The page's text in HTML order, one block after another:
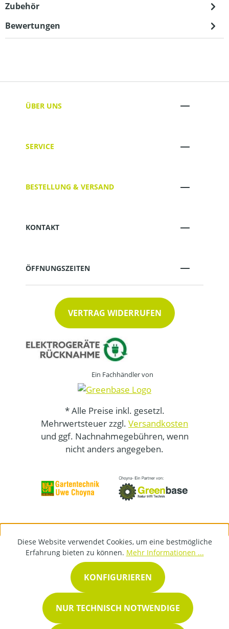
Zubehör
Bewertungen
ÜBER UNS
SERVICE
BESTELLUNG & VERSAND
KONTAKT
ÖFFNUNGSZEITEN
VERTRAG WIDERRUFEN
Ein Fachhändler von
* Alle Preise inkl. gesetzl.
Mehrwertsteuer zzgl. Versandkosten
und ggf. Nachnahmegebühren, wenn
nicht anders angegeben.
Diese Website verwendet Cookies, um eine bestmögliche
Erfahrung bieten zu können. Mehr Informationen ...
NUR TECHNISCH NOTWENDIGE
KONFIGURIEREN